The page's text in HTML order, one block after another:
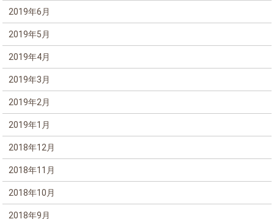
2019年6月
2019年5月
2019年4月
2019年3月
2019年2月
2019年1月
2018年12月
2018年11月
2018年10月
2018年9月